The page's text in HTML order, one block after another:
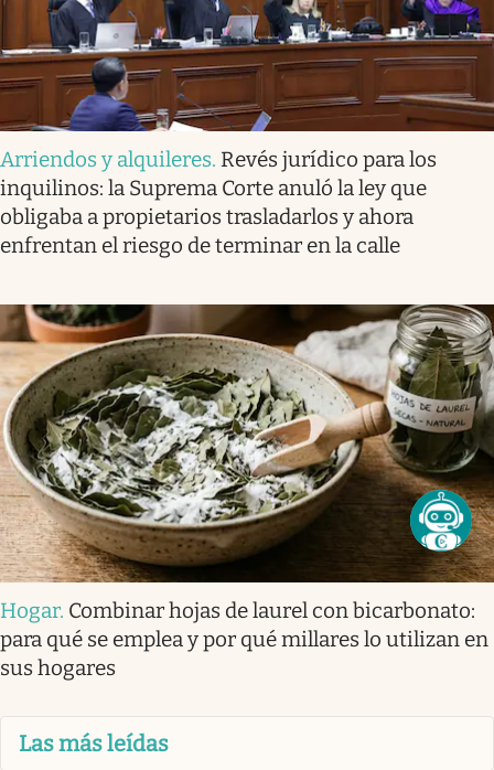
Arriendos y alquileres. Revés jurídico para los
inquilinos: la Suprema Corte anuló la ley que
obligaba a propietarios trasladarlos y ahora
enfrentan el riesgo de terminar en la calle
Hogar. Combinar hojas de laurel con bicarbonato:
para qué se emplea y por qué millares lo utilizan en
sus hogares
Las más leídas